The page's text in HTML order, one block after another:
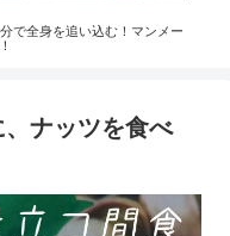
で全身を追い込む！マンメー
ナッツを食べ